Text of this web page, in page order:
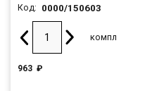
Код: 0000/150603
компл
963 ₽